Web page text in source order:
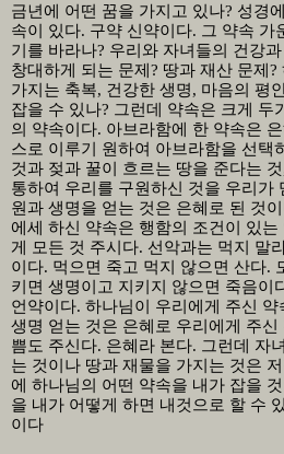
금년에 어떤 꿈을 가지고 있나? 성경
속이 있다. 구약 신약이다. 그 약속 가
기를 바라나? 우리와 자녀들의 건강과
창대하게 되는 문제 ? 땅과 재산 문제 ?
가지는 축복, 건강한 생명, 마음의 평
잡을 수 있나? 그런데 약속은 크게 두
의 약속이다. 아브라함에 한 약속은
스로 이루기 원하여 아브라함을 선택
것과 젖과 꿀이 흐르는 땅을 준다는 것
통하여 우리를 구원하신 것을 우리가
원과 생명을 얻는 것은 은혜로 된 것
에세 하신 약속은 행함의 조건이 있는
게 모든 것 주시다. 선악과는 먹지 말
이다. 먹으면 죽고 먹지 않으면 산다.
키면 생명이고 지키지 않으면 죽음이
언약이다. 하나님이 우리에게 주신
생명 얻는 것은 은혜로 우리에게 주신
쁨도 주신다. 은혜라 본다. 그런데 자
는 것이나 땅과 재물을 가지는 것은
에 하나님의 어떤 약속을 내가 잡을
을 내가 어떻게 하면 내것으로 할 수
이다